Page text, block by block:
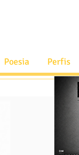
Poesia Perfis